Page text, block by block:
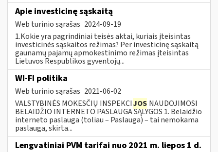
Apie investicinę sąskaitą
Web turinio sąrašas 2024-09-19
1.Kokie yra pagrindiniai teisės aktai, kuriais įteisintas
investicinės sąskaitos režimas? Per investicinę sąskaitą
gaunamų pajamų apmokestinimo režimas įteisintas
Lietuvos Respublikos gyventojų...
WI-FI politika
Web turinio sąrašas 2021-06-02
VALSTYBINĖS MOKESČIŲ INSPEKCIJOS NAUDOJIMOSI
BELAIDŽIO INTERNETO PASLAUGA SĄLYGOS 1. Belaidžio
interneto paslauga (toliau – Paslauga) – tai nemokama
paslauga, skirta...
Lengvatiniai PVM tarifai nuo 2021 m. liepos 1 d.